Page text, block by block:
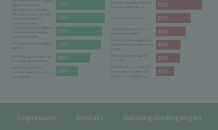
Impressum Kontakt Nutzungsbedingungen